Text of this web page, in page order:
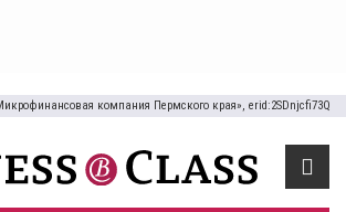
компания Пермского края», erid:2SDnjcfi73Q